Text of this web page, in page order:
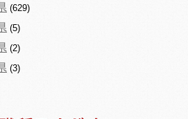
(629)
(5)
(2)
(3)